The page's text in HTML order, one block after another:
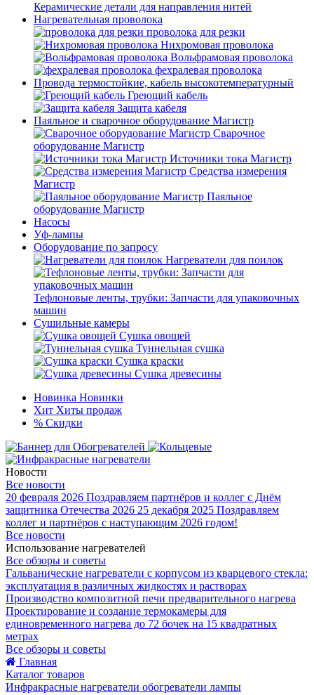
Керамические детали для направления нитей
Нагревательная проволока
проволока для резки
Нихромовая проволока
Вольфрамовая проволока
фехралевая проволока
Провода термостойкие, кабель высокотемпературный
Греющий кабель
Защита кабеля
Паяльное и сварочное оборудование Магистр
Сварочное
оборудование Магистр
Источники тока Магистр
Средства измерения
Магистр
Паяльное
оборудование Магистр
Насосы
Уф-лампы
Оборудование по запросу
Нагреватели для поилок
Тефлоновые ленты, трубки: Запчасти для упаковочных
машин
Сушильные камеры
Сушка овощей
Туннельная сушка
Сушка краски
Сушка древесины
Новинка Новинки
Хит Хиты продаж
% Скидки
Новости
Все новости
20 февраля 2026 Поздравляем партнёров и коллег с Днём
защитника Отечества 2026 25 декабря 2025 Поздравляем
коллег и партнёров с наступающим 2026 годом!
Все новости
Использование нагревателей
Все обзоры и советы
Гальванические нагреватели с корпусом из кварцевого стекла:
эксплуатация в различных жидкостях и растворах
Производство композитной печи предварительного нагрева
Проектирование и создание термокамеры для
единовременного нагрева до 72 бочек на 15 квадратных
метрах
Все обзоры и советы
Главная
Каталог товаров
Инфракрасные нагреватели обогреватели лампы